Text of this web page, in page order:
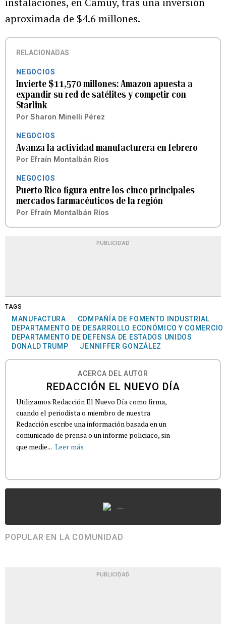
aproximada de $4.6 millones.
RELACIONADAS
NEGOCIOS
Invierte $11,570 millones: Amazon apuesta a
expandir su red de satélites y competir con
Starlink
Por Sharon Minelli Pérez
NEGOCIOS
Avanza la actividad manufacturera en febrero
Por Efraín Montalbán Ríos
NEGOCIOS
Puerto Rico figura entre los cinco principales
mercados farmacéuticos de la región
Por Efraín Montalbán Ríos
PUBLICIDAD
TAGS
MANUFACTURA
COMPAÑÍA DE FOMENTO INDUSTRIAL
DEPARTAMENTO DE DESARROLLO ECONÓMICO Y COMERCIO
DEPARTAMENTO DE DEFENSA DE ESTADOS UNIDOS
DONALD TRUMP
JENNIFFER GONZÁLEZ
ACERCA DEL AUTOR
REDACCIÓN EL NUEVO DÍA
Utilizamos Redacción El Nuevo Día como firma,
cuando el periodista o miembro de nuestra
Redacción escribe una información basada en un
comunicado de prensa o un informe policiaco, sin
que medie... Leer más
...
POPULAR EN LA COMUNIDAD
PUBLICIDAD